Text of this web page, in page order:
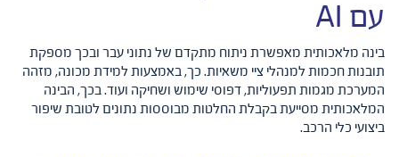
עם AI
בינה מלאכותית מאפשרת ניתוח מתקדם של נתוני עבר ובכך מספקת
תובנות חכמות למנהלי ציי משאיות. כך, באמצעות למידת מכונה, מזהה
המערכת מגמות תפעוליות, דפוסי שימוש ושחיקה ועוד. בכך, הבינה
המלאכותית מסייעת בקבלת החלטות מבוססות נתונים לטובת שיפור
ביצועי כלי הרכב.